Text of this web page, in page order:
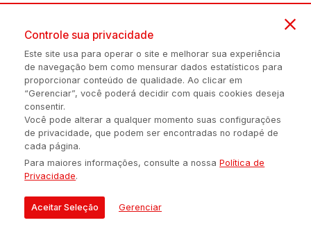
Atlântico volta à Série A diante
do Marau nesta quarta
ChampionShip de Handebol
movimenta Erechim com
grandes jogos
ingressos para partida final pela
primeira fase da LNF
Controle sua privacidade
Este site usa para operar o site e melhorar sua experiência
de navegação bem como mensurar dados estatísticos para
proporcionar conteúdo de qualidade. Ao clicar em
“Gerenciar”, você poderá decidir com quais cookies deseja
consentir.
Você pode alterar a qualquer momento suas configurações
de privacidade, que podem ser encontradas no rodapé de
cada página.
Para maiores informações, consulte a nossaPolítica de
Privacidade.
Aceitar Seleção Gerenciar